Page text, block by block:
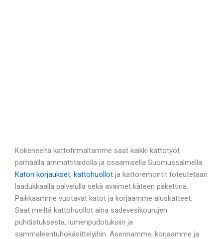
Kokeneelta kattofirmaltamme saat kaikki kattotyöt
parhaalla ammattitaidolla ja osaamisella Suomussalmella.
Katon korjaukset, kattohuollot ja kattoremontit toteutetaan
laadukkaalla palvelulla sekä avaimet käteen pakettina.
Paikkaamme vuotavat katot ja korjaamme aluskatteet.
Saat meiltä kattohuollot aina sadevesikourujen
puhdistuksesta, lumenpudotuksiin ja
sammaleentuhokäsittelyihin. Asennamme, korjaamme ja